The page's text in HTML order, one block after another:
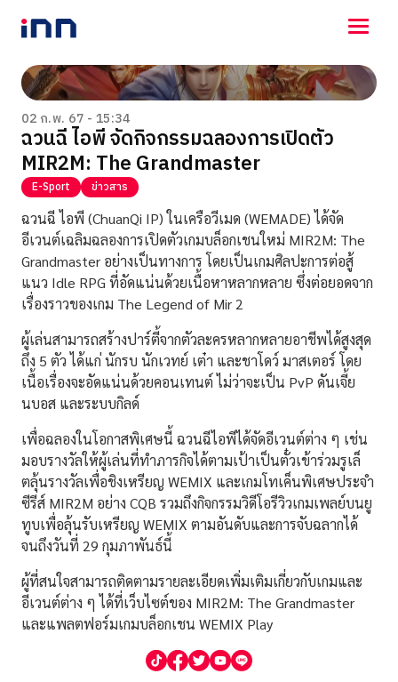
NEWS
ENTERTAINMENT
LIFESTYLE
HOROSCOPE
LOTTERY
VIDEO
ร่วมด้วยช่วยกัน
02 ก.พ. 67 - 15:34
ฉวนฉี ไอพี จัดกิจกรรมฉลองการเปิดตัว
MIR2M: The Grandmaster
E-Sport ข่าวสาร
ฉวนฉี ไอพี (ChuanQi IP) ในเครือวีเมด (WEMADE) ได้จัด
อีเวนต์เฉลิมฉลองการเปิดตัวเกมบล็อกเชนใหม่ MIR2M: The
Grandmaster อย่างเป็นทางการ โดยเป็นเกมศิลปะการต่อสู้
แนว Idle RPG ที่อัดแน่นด้วยเนื้อหาหลากหลาย ซึ่งต่อยอดจาก
เรื่องราวของเกม The Legend of Mir 2
ผู้เล่นสามารถสร้างปาร์ตี้จากตัวละครหลากหลายอาชีพได้สูงสุด
ถึง 5 ตัว ได้แก่ นักรบ นักเวทย์ เต๋า และชาโดว์ มาสเตอร์ โดย
เนื้อเรื่องจะอัดแน่นด้วยคอนเทนต์ ไม่ว่าจะเป็น PvP ดันเจี้ย
นบอส และระบบกิลด์
เพื่อฉลองในโอกาสพิเศษนี้ ฉวนฉีไอพีได้จัดอีเวนต์ต่าง ๆ เช่น
มอบรางวัลให้ผู้เล่นที่ทําภารกิจได้ตามเป้าเป็นตั๋วเข้าร่วมรูเล็
ตลุ้นรางวัลเพื่อชิงเหรียญ WEMIX และเกมโทเค็นพิเศษประจำ
ซีรีส์ MIR2M อย่าง CQB รวมถึงกิจกรรมวิดีโอรีวิวเกมเพลย์บนยู
ทูบเพื่อลุ้นรับเหรียญ WEMIX ตามอันดับและการจับฉลากได้
จนถึงวันที่ 29 กุมภาพันธ์นี้
ผู้ที่สนใจสามารถติดตามรายละเอียดเพิ่มเติมเกี่ยวกับเกมและ
อีเวนต์ต่าง ๆ ได้ที่เว็บไซต์ของ MIR2M: The Grandmaster
และแพลตฟอร์มเกมบล็อกเชน WEMIX Play